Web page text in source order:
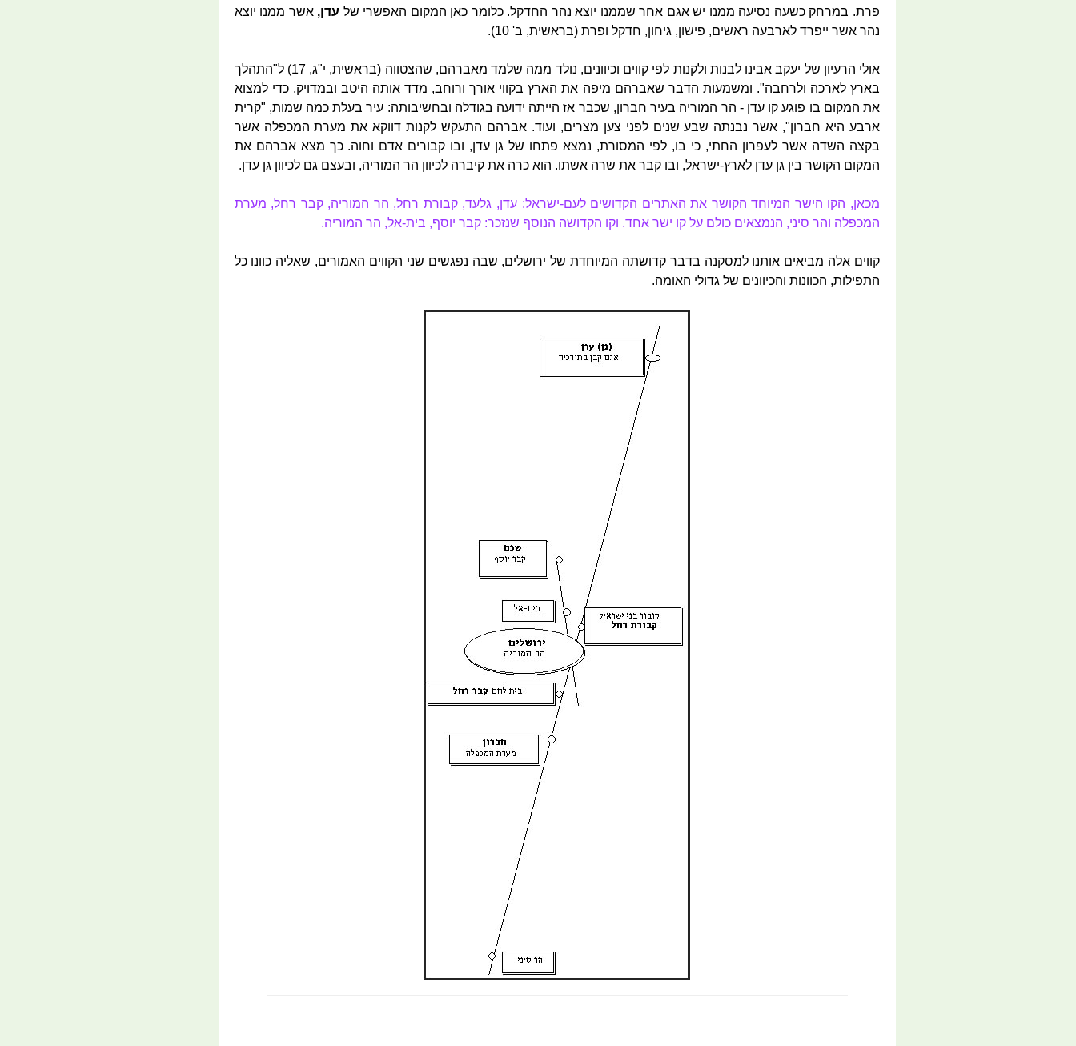
פרת. במרחק כשעה נסיעה ממנו יש אגם אחר שממנו יוצא נהר החדקל. כלומר כאן המקום האפשרי של עדן, אשר ממנו יוצא
נהר אשר ייפרד לארבעה ראשים, פישון, גיחון, חדקל ופרת (בראשית, ב' 10).
אולי הרעיון של יעקב אבינו לבנות ולקנות לפי קווים וכיוונים, נולד ממה שלמד מאברהם, שהצטווה (בראשית, י"ג, 17) ל"התהלך
בארץ לארכה ולרחבה". ומשמעות הדבר שאברהם מיפה את הארץ בקווי אורך ורוחב, מדד אותה היטב ובמדויק, כדי למצוא
את המקום בו פוגע קו עדן - הר המוריה בעיר חברון, שכבר אז הייתה ידועה בגודלה ובחשיבותה: עיר בעלת כמה שמות, "קרית
ארבע היא חברון", אשר נבנתה שבע שנים לפני צען מצרים, ועוד. אברהם התעקש לקנות דווקא את מערת המכפלה אשר
בקצה השדה אשר לעפרון החתי, כי בו, לפי המסורת, נמצא פתחו של גן עדן, ובו קבורים אדם וחוה. כך מצא אברהם את
המקום הקושר בין גן עדן לארץ-ישראל, ובו קבר את שרה אשתו. הוא כרה את קיברה לכיוון הר המוריה, ובעצם גם לכיוון גן עדן.
מכאן, הקו הישר המיוחד הקושר את האתרים הקדושים לעם-ישראל: עדן, גלעד, קבורת רחל, הר המוריה, קבר רחל, מערת
המכפלה והר סיני, הנמצאים כולם על קו ישר אחד. וקו הקדושה הנוסף שנזכר: קבר יוסף, בית-אל, הר המוריה.
קווים אלה מביאים אותנו למסקנה בדבר קדושתה המיוחדת של ירושלים, שבה נפגשים שני הקווים האמורים, שאליה כוונו כל
התפילות, הכוונות והכיוונים של גדולי האומה.